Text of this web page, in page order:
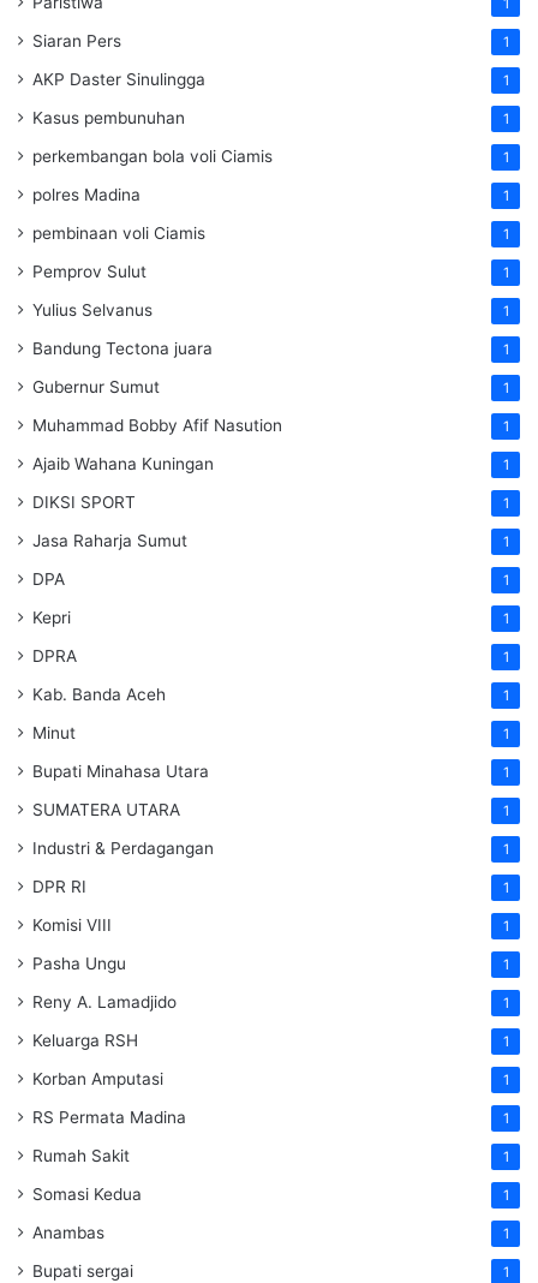
1
Siaran Pers 1
AKP Daster Sinulingga 1
Kasus pembunuhan 1
perkembangan bola voli Ciamis 1
polres Madina 1
pembinaan voli Ciamis 1
Pemprov Sulut 1
Yulius Selvanus 1
Bandung Tectona juara 1
Gubernur Sumut 1
Muhammad Bobby Afif Nasution 1
Ajaib Wahana Kuningan 1
DIKSI SPORT 1
Jasa Raharja Sumut 1
DPA 1
Kepri 1
DPRA 1
Kab. Banda Aceh 1
Minut 1
Bupati Minahasa Utara 1
SUMATERA UTARA 1
Industri & Perdagangan 1
DPR RI 1
Komisi VIII 1
Pasha Ungu 1
Reny A. Lamadjido 1
Keluarga RSH 1
Korban Amputasi 1
RS Permata Madina 1
Rumah Sakit 1
Somasi Kedua 1
Anambas 1
Bupati sergai 1